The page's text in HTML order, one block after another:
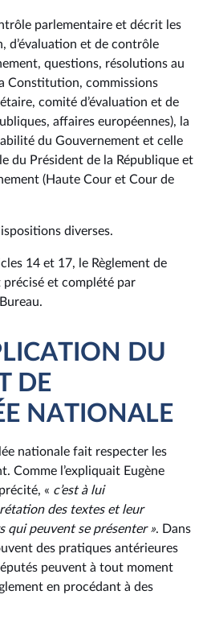
parlementaire et décrit les
d’évaluation et de contrôle
questions, résolutions au
Constitution, commissions
comité d’évaluation et de
affaires européennes), la
du Gouvernement et celle
du Président de la République et
(Haute Cour et Cour de
diverses.
14 et 17, le Règlement de
précisé et complété par
DU
DE
NATIONALE
nationale fait respecter les
Comme l’expliquait Eugène
« c’est à lui
des textes et leur
qui peuvent se présenter ». Dans
des pratiques antérieures
peuvent à tout moment
en procédant à des